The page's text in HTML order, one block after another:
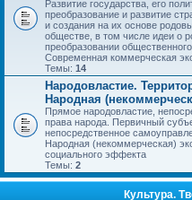
Развитие государства, его
преобразование и развитие
и создания на их основе
обществе, в том числе идеи о
преобразовании
Современная коммерческая
Темы: 14
Народовластие.
Народная
Прямое народовластие,
права народа. Первичный
непосредственное
Народная (некоммерческая)
социального эффекта
Темы: 2
Культура.